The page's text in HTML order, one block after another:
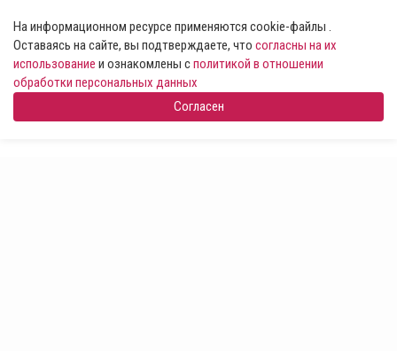
На информационном ресурсе применяются cookie-файлы .
Оставаясь на сайте, вы подтверждаете, что согласны на их
использование и ознакомлены сполитикой в отношении
обработки персональных данных
Согласен